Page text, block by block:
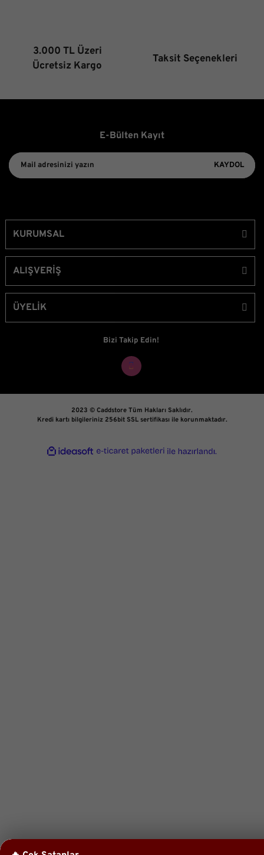
3.000 TL Üzeri
Ücretsiz Kargo
Taksit Seçenekleri
E-Bülten Kayıt
KAYDOL
KURUMSAL
ALIŞVERİŞ
ÜYELİK
Bizi Takip Edin!
2023 © Caddstore Tüm Hakları Saklıdır.
Kredi kartı bilgileriniz 256bit SSL sertifikası ile korunmaktadır.
ideasoft
e-